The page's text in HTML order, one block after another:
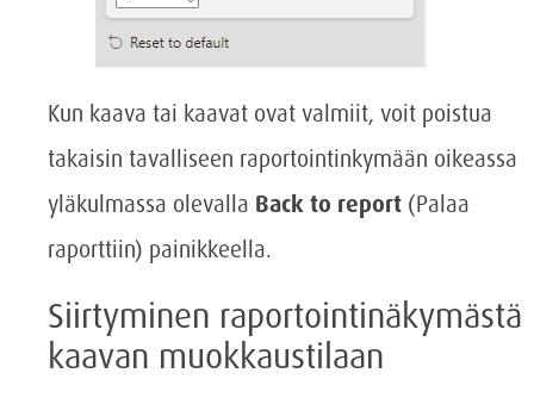
Kun kaava tai kaavat ovat valmiit, voit poistua
takaisin tavalliseen raportointinkymään oikeassa
yläkulmassa olevalla Back to report (Palaa
raporttiin) painikkeella.
Siirtyminen raportointinäkymästä
kaavan muokkaustilaan